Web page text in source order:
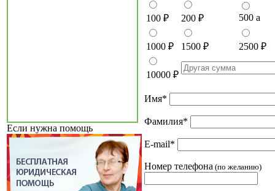
Если нужна помощь
100 ₽ 200 ₽ 500 a
1000 ₽ 1500 ₽ 2500 ₽
10000 ₽
Имя*
Фамилия*
E-mail*
Номер телефона (по желанию)